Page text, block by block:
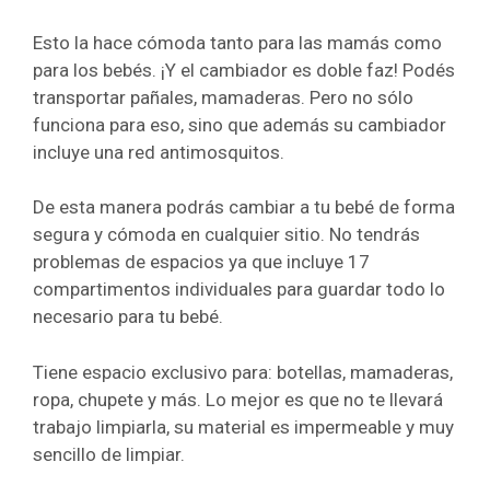
Esto la hace cómoda tanto para las mamás como
para los bebés. ¡Y el cambiador es doble faz! Podés
transportar pañales, mamaderas. Pero no sólo
funciona para eso, sino que además su cambiador
incluye una red antimosquitos.
De esta manera podrás cambiar a tu bebé de forma
segura y cómoda en cualquier sitio. No tendrás
problemas de espacios ya que incluye 17
compartimentos individuales para guardar todo lo
necesario para tu bebé.
Tiene espacio exclusivo para: botellas, mamaderas,
ropa, chupete y más. Lo mejor es que no te llevará
trabajo limpiarla, su material es impermeable y muy
sencillo de limpiar.